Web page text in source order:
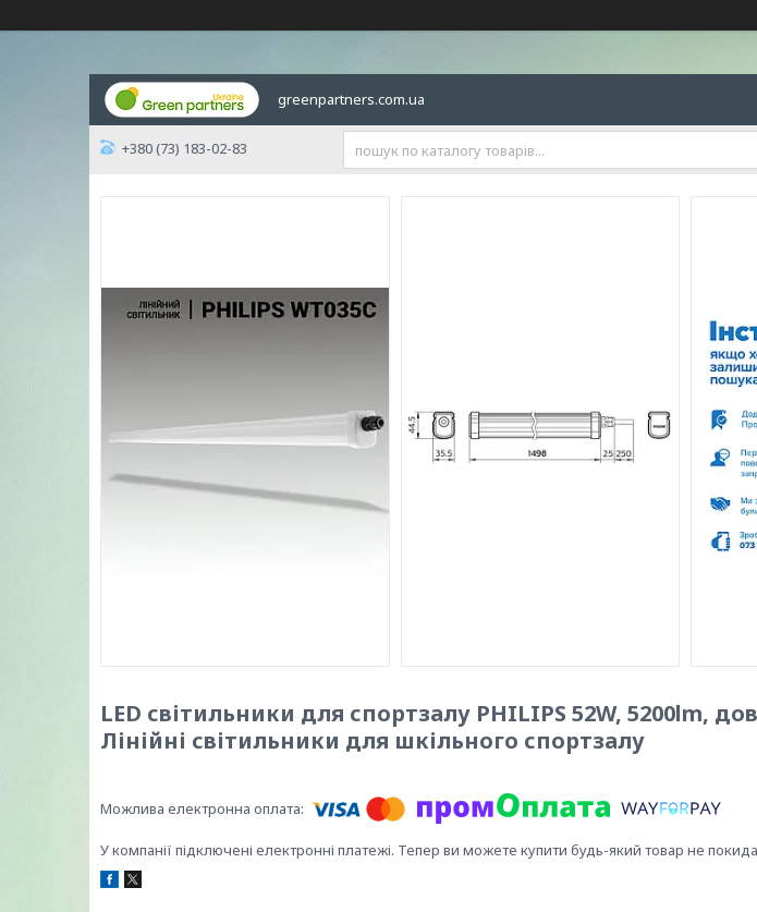
greenpartners.com.ua
+380 (73) 183-02-83
LED світильники для спортзалу PHILIPS 52W, 5200lm,
Лінійні світильники для шкільного спортзалу
У компанії підключені електронні платежі. Тепер ви можете купити будь-який товар не